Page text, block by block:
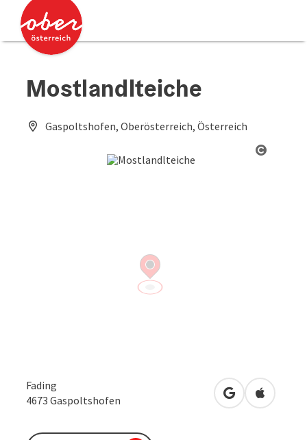
Zum Inhalt
Zum Seitenanfang
Mostlandlteiche
Gaspoltshofen, Oberösterreich, Österreich
Fading
4673 Gaspoltshofen in Googlein Apple